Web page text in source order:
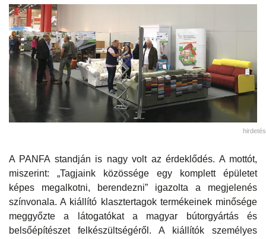
hirdetés
A PANFA standján is nagy volt az érdeklődés. A mottót,
miszerint: „Tagjaink közössége egy komplett épületet
képes megalkotni, berendezni” igazolta a megjelenés
színvonala. A kiállító klasztertagok termékeinek minősége
meggyőzte a látogatókat a magyar bútorgyártás és
belsőépítészet felkészültségéről. A kiállítók személyes